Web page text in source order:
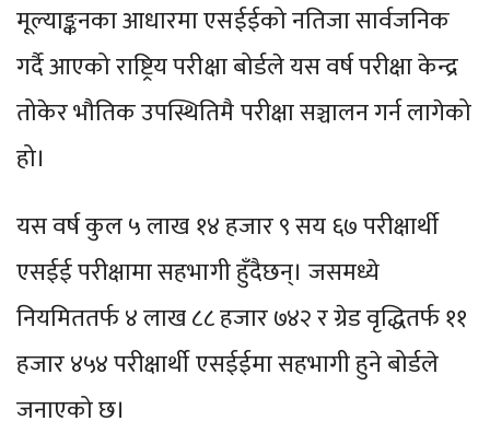
मूल्याङ्कनका आधारमा एसईईको नतिजा सार्वजनिक
गर्दै आएको राष्ट्रिय परीक्षा बोर्डले यस वर्ष परीक्षा केन्द्र
तोकेर भौतिक उपस्थितिमै परीक्षा सञ्चालन गर्न लागेको
हो।
यस वर्ष कुल ५ लाख १४ हजार ९ सय ६७ परीक्षार्थी
एसईई परीक्षामा सहभागी हुँदैछन्। जसमध्ये
नियमिततर्फ ४ लाख ८८ हजार ७४२ र ग्रेड वृद्धितर्फ ११
हजार ४५४ परीक्षार्थी एसईईमा सहभागी हुने बोर्डले
जनाएको छ।